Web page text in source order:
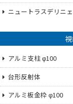
ニュートラスデリニ
アルミ支柱 φ100
台形反射体
アルミ板金枠 φ100